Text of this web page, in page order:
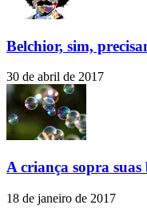
Belchior, sim,
30 de abril de 2017
A criança sopra suas
18 de janeiro de 2017